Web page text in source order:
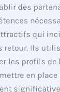
des
qui
retour. Ils
les profils
en